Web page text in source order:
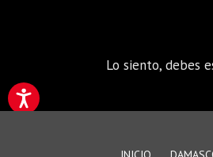
Lo siento, debes